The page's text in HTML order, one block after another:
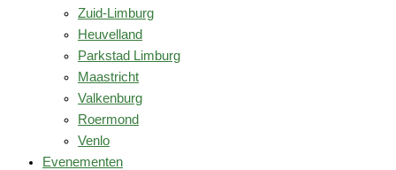
Zuid-Limburg
Heuvelland
Parkstad Limburg
Maastricht
Valkenburg
Roermond
Venlo
Evenementen